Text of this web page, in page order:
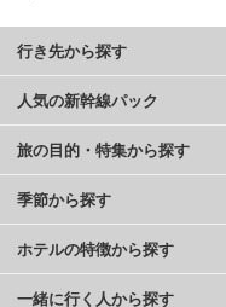
行き先から探す
人気の新幹線パック
旅の目的・特集から探す
季節から探す
ホテルの特徴から探す
一緒に行く人から探す